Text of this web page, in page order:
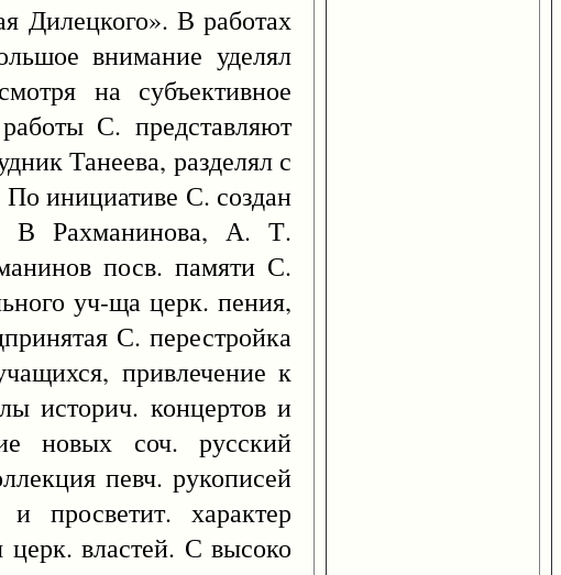
Дилецкого». В работах
внимание уделял
на субъективное
С. представляют
Танеева, разделял с
инициативе С. создан
В Рахманинова, А. Т.
посв. памяти С.
уч-ща церк. пения,
С. перестройка
привлечение к
историч. концертов и
новых соч. русский
певч. рукописей
просветит. характер
властей. С высоко